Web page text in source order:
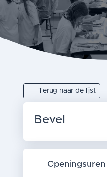
Terug naar de lijst
Bevel